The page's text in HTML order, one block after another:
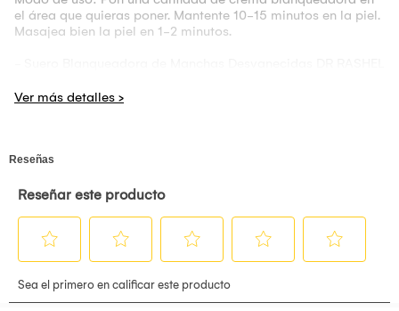
el área que quieras poner. Mantente 10-15 minutos en la piel.
Masajea bien la piel en 1-2 minutos.
que tu piel sea más suave y más blanca y reduce o
manchas oscuras y las decoloraciones de la piel, incluso
manchas oscuras. El uso diario y continuo da como
Modo de uso: Tratar la piel por la mañana y noche,
dispensando de 2 a 4 gotas del producto del tamaño de una
perla en la palma de su mano y aplicar uniformemente en el
oscuras.